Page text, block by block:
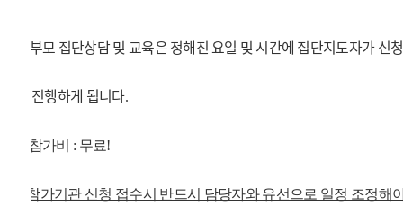
부모 집단상담 및 교육은정해진 요일 및 시간에 집단지도자가 신
진행하게 됩니다.
참가비 : 무료!
참가기관 신청 접수시 반드시 담당자와 유선으로 일정 조정해